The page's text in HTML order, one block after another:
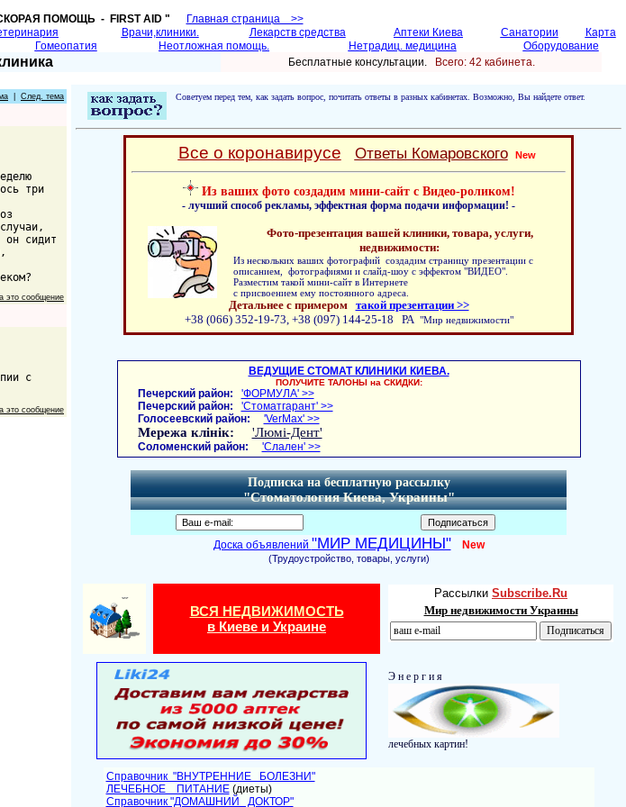
ПОМОЩЬ - FIRST AID "
Главная страница >>
Врачи,клиники. Лекарств средства Аптеки Киева Санатории
Карта
Гомеопатия Неотложная помощь. Нетрадиц. медицина
Оборудование
Бесплатные консультации.
Всего: 42 кабинетa.
След. тема
три
он сидит
это сообщение
с
это сообщение
Советуем перед тем, как задать вопрос, почитать ответы в разных кабинетах. Возможно, Вы найдете ответ.
Все о коронавирусе Ответы Комаровского New
Из ваших фото создадим мини-сайт с Видео-роликом!
- лучший способ рекламы, эффектная форма подачи информации! -
Фото-презентация вашей клиники, товара, услуги,
недвижимости:
Из нескольких ваших фотографий создадим страницу презентации с
описанием, фотографиями и слайд-шоу с эффектом "ВИДЕО".
Разместим такой мини-сайт в Интернете
с присвоением ему постоянного адреса.
Детальнее с примером такой презентации >>
+38 (066) 352-19-73, +38 (097) 144-25-18 РА "Мир недвижимости"
ВЕДУЩИЕ СТОМАТ КЛИНИКИ КИЕВА.
ПОЛУЧИТЕ ТАЛОНЫ на СКИДКИ:
Печерский район:
'ФОРМУЛА' >>
Печерский район:
'Стоматгарант' >>
Голосеевский район:
'VerMax' >>
Мережа клінік: 'Люмі-Дент'
Соломенский район: 'Слален' >>
Подписка на бесплатную рассылку
"Стоматология Киева, Украины"
Доска объявлений "МИР МЕДИЦИНЫ" New
(Трудоустройство, товары, услуги)
ВСЯ НЕДВИЖИМОСТЬ
в Киеве и Украине
Рассылки Subscribe.Ru
Мир недвижимости Украины
Э н е р г и я
лечебных картин!
Справочник "ВНУТРЕННИЕ БОЛЕЗНИ"
ЛЕЧЕБНОЕ ПИТАНИЕ(диеты)
Cправочник "ДОМАШНИЙ ДОКТОР"